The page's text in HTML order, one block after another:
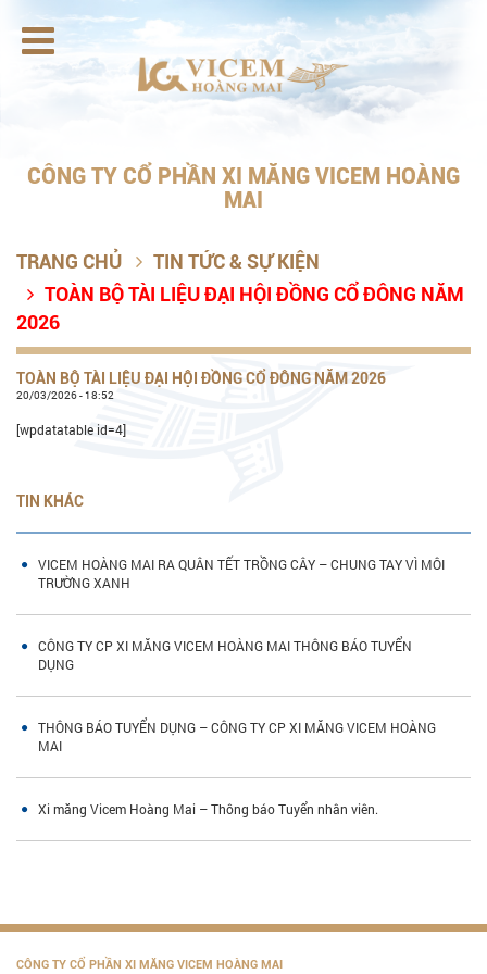

CÔNG TY CỔ PHẦN XI MĂNG VICEM HOÀNG
MAI
TRANG CHỦ  TIN TỨC & SỰ KIỆN
 TOÀN BỘ TÀI LIỆU ĐẠI HỘI ĐỒNG CỔ ĐÔNG NĂM
2026
TOÀN BỘ TÀI LIỆU ĐẠI HỘI ĐỒNG CỔ ĐÔNG NĂM 2026
20/03/2026 - 18:52
[wpdatatable id=4]
TIN KHÁC
VICEM HOÀNG MAI RA QUÂN TẾT TRỒNG CÂY – CHUNG TAY VÌ MÔI
TRƯỜNG XANH
CÔNG TY CP XI MĂNG VICEM HOÀNG MAI THÔNG BÁO TUYỂN
DỤNG
THÔNG BÁO TUYỂN DỤNG – CÔNG TY CP XI MĂNG VICEM HOÀNG
MAI
Xi măng Vicem Hoàng Mai – Thông báo Tuyển nhân viên.
CÔNG TY CỔ PHẦN XI MĂNG VICEM HOÀNG MAI